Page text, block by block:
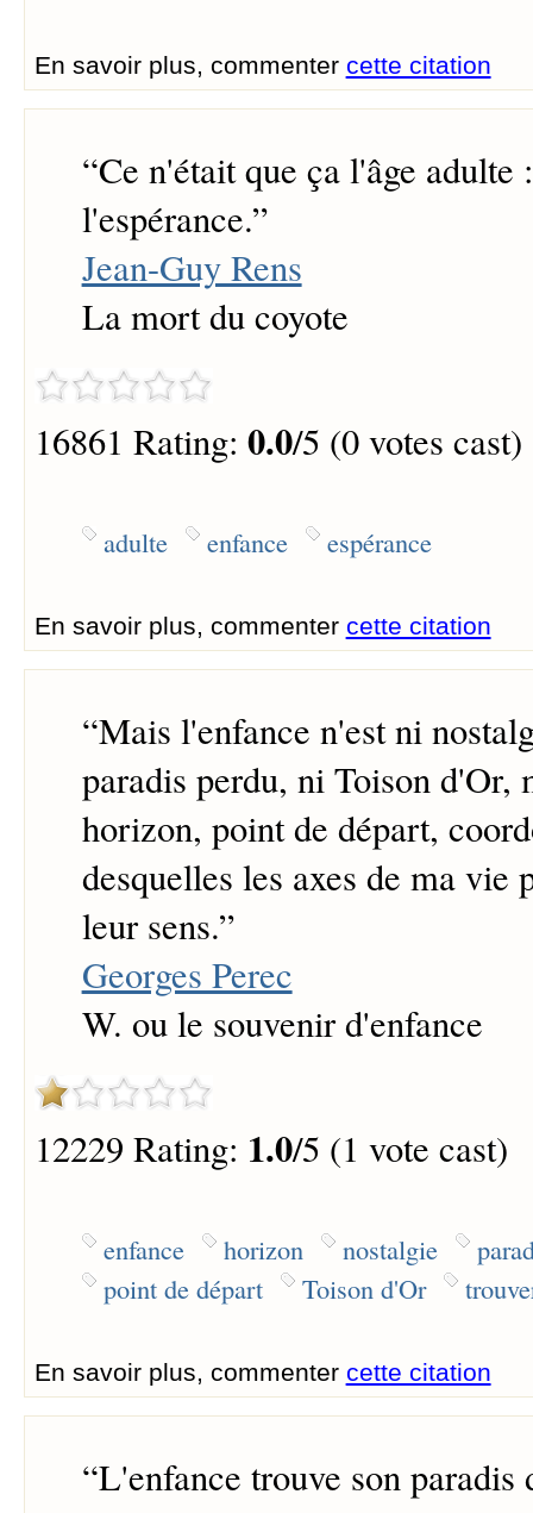
En savoir plus, commenter cette citation
“Ce n'était que ça l'âge adulte
l'espérance.”
Jean-Guy Rens
La mort du coyote
16861 Rating: 0.0/5 (0 votes cast)
adulte enfance espérance
En savoir plus, commenter cette citation
“Mais l'enfance n'est ni
paradis perdu, ni Toison d'Or,
horizon, point de départ,
desquelles les axes de ma vie
leur sens.”
Georges Perec
W. ou le souvenir d'enfance
12229 Rating: 1.0/5 (1 vote cast)
enfance horizon nostalgie
point de départ
Toison d'Or
En savoir plus, commenter cette citation
“L'enfance trouve son paradis